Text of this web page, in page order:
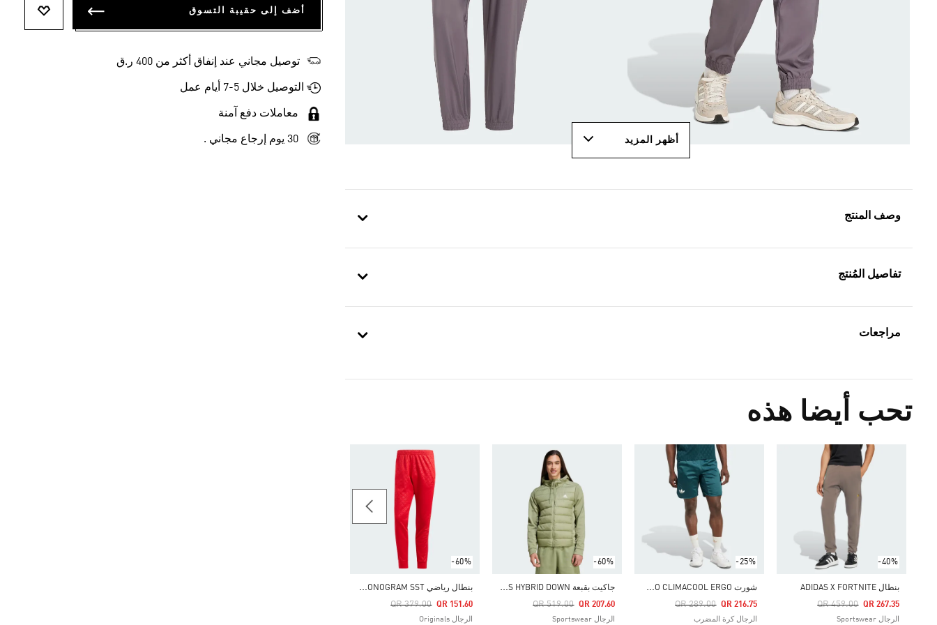
أظهر المزيد
وصف المنتج
تفاصيل المُنتج
مراجعات
تحب أيضا هذه
-40%
بنطال ADIDAS X FORTNITE
Price Reduced From
QR 459.00
To QR 267.35
الرجال Sportswear
-25%
ش
ورت TENNIS PRO CLIMACOOL ERGO
Price Reduced From
QR 289.00
To QR 216.75
الرجال كرة المضرب
-60%
ج
اكيت بقبعة ESSENTIALS HYBRID DOWN
Price Reduced From
QR 519.00
To QR 207.60
الرجال Sportswear
-60%
ب
نطال رياضي GRAPHICS MONOGRAM SST
Price Reduced From
QR 379.00
To QR 151.60
الرجال Originals
أضف إلى حقيبة التسوق
توصيل مجاني عند إنفاق أكثر من 400 ر.ق
التوصيل خلال 5-7 أيام عمل
معاملات دفع آمنة
30 يوم إرجاع مجاني .